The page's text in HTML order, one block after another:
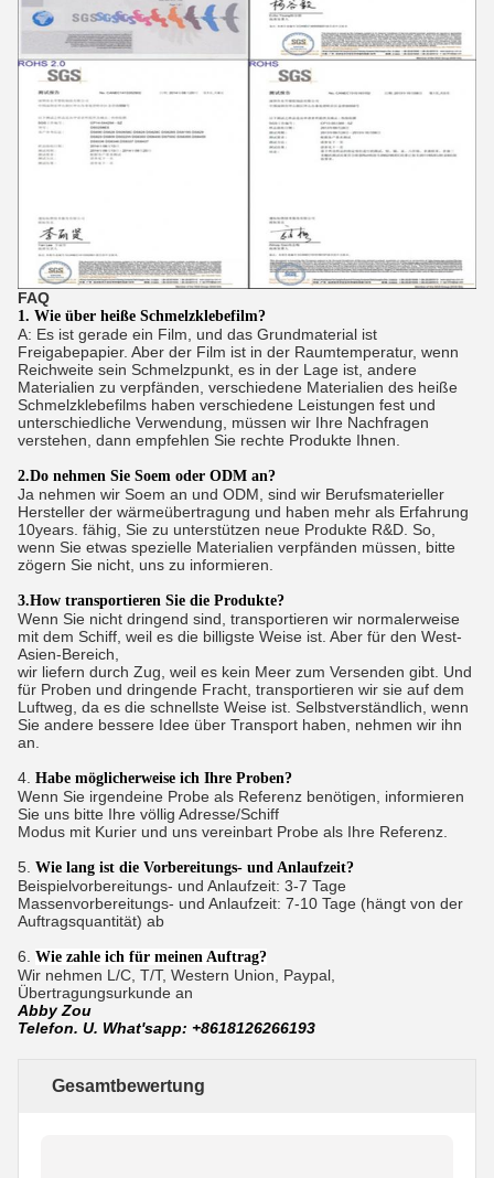
FAQ
1. Wie über heiße Schmelzklebefilm?
A: Es ist gerade ein Film, und das Grundmaterial ist
Freigabepapier. Aber der Film ist in der Raumtemperatur, wenn
Reichweite sein Schmelzpunkt, es in der Lage ist, andere
Materialien zu verpfänden, verschiedene Materialien des heiße
Schmelzklebefilms haben verschiedene Leistungen fest und
unterschiedliche Verwendung, müssen wir Ihre Nachfragen
verstehen, dann empfehlen Sie rechte Produkte Ihnen.
2.Do nehmen Sie Soem oder ODM an?
Ja nehmen wir Soem an und ODM, sind wir Berufsmaterieller
Hersteller der wärmeübertragung und haben mehr als Erfahrung
10years. fähig, Sie zu unterstützen neue Produkte R&D. So,
wenn Sie etwas spezielle Materialien verpfänden müssen, bitte
zögern Sie nicht, uns zu informieren.
3.How transportieren Sie die Produkte?
Wenn Sie nicht dringend sind, transportieren wir normalerweise
mit dem Schiff, weil es die billigste Weise ist. Aber für den West-
Asien-Bereich,
wir liefern durch Zug, weil es kein Meer zum Versenden gibt. Und
für Proben und dringende Fracht, transportieren wir sie auf dem
Luftweg, da es die schnellste Weise ist. Selbstverständlich, wenn
Sie andere bessere Idee über Transport haben, nehmen wir ihn
an.
4. Habe möglicherweise ich Ihre Proben?
Wenn Sie irgendeine Probe als Referenz benötigen, informieren
Sie uns bitte Ihre völlig Adresse/Schiff
Modus mit Kurier und uns vereinbart Probe als Ihre Referenz.
5. Wie lang ist die Vorbereitungs- und Anlaufzeit?
Beispielvorbereitungs- und Anlaufzeit: 3-7 Tage
Massenvorbereitungs- und Anlaufzeit: 7-10 Tage (hängt von der
Auftragsquantität) ab
6. Wie zahle ich für meinen Auftrag?
Wir nehmen L/C, T/T, Western Union, Paypal,
Übertragungsurkunde an
Abby Zou
Telefon. U. What'sapp: +8618126266193
Gesamtbewertung